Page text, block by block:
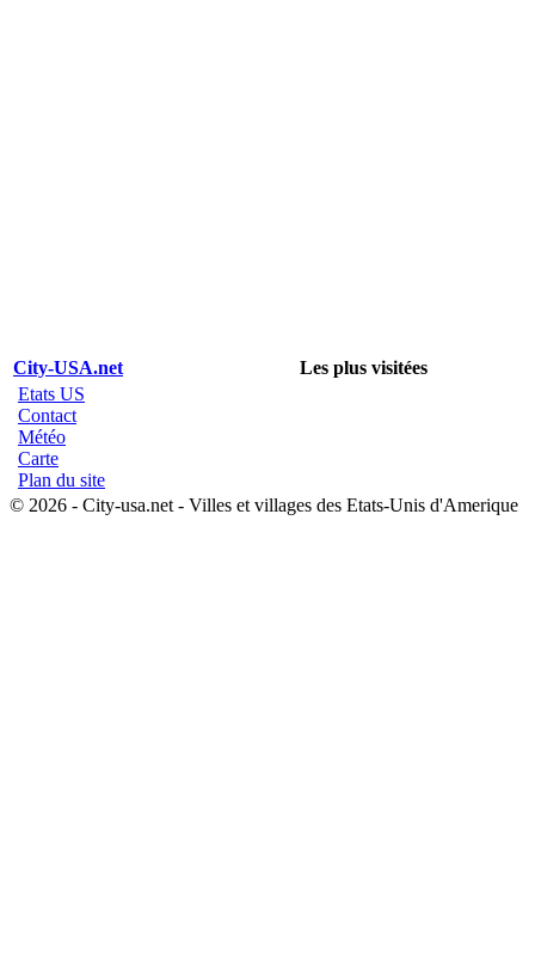
City-USA.net
Les plus visitées
Etats US
Contact
Météo
Carte
Plan du site
© 2026 - City-usa.net - Villes et villages des Etats-Unis d'Amerique